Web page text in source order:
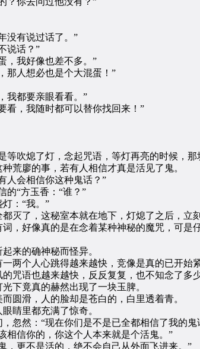
有说过话了。”
说话？”
我好像也差不多。”
人想必也是个大混蛋！”
都要亲眼看看。”
，我随时都可以替你找回来！”
吹熄了灯，念起咒语，等灯再亮的时候，那
廖的事，若有人相信才真是活见了鬼。
会相信你这种鬼话？”
“方玉香：“谁？”
：“我。”
了，这秘室本就在地下，灯熄了之后，立刻
好像真的是在念着某种神秘的魔咒，可是
来的确神秘而怪异。
个人心跳得越来越快，竞像是真的已开始
语也越来越快，反反复复，也不知念了多
竟真的赫然出现了一块玉脾。
滑，人的脸却是苍白的，白里透着青。
睛里都充满了惊奇。
然：“现在你们是不是已全都相信了我的鬼
信你的，你这个人本来就是个活鬼。”
更不是活的，绝不会自己从外面飞进来。”